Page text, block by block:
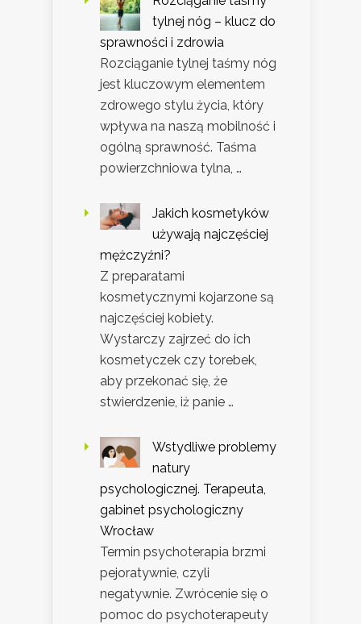
tylnej nóg – klucz do
sprawności i zdrowia
Rozciąganie tylnej taśmy nóg
jest kluczowym elementem
zdrowego stylu życia, który
wpływa na naszą mobilność i
ogólną sprawność. Taśma
powierzchniowa tylna, …
Jakich kosmetyków
używają najczęściej
mężczyźni?
Z preparatami
kosmetycznymi kojarzone są
najczęściej kobiety.
Wystarczy zajrzeć do ich
kosmetyczek czy torebek,
aby przekonać się, że
stwierdzenie, iż panie …
Wstydliwe problemy
natury
psychologicznej. Terapeuta,
gabinet psychologiczny
Wrocław
Termin psychoterapia brzmi
pejoratywnie, czyli
negatywnie. Zwrócenie się o
pomoc do psychoterapeuty